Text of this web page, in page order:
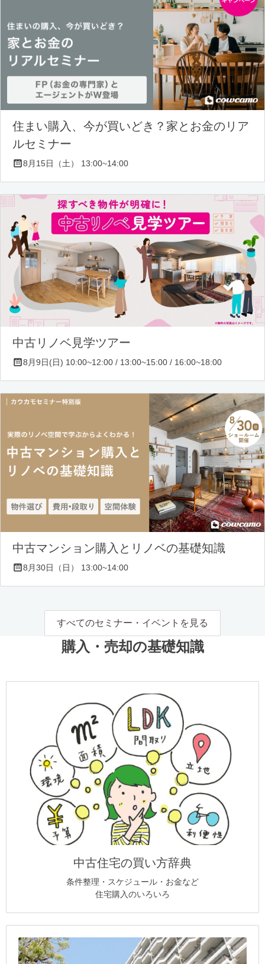
住まい購入、今が買いどき？家とお金のリア
ルセミナー
8月15日（土） 13:00~14:00
中古リノベ見学ツアー
8月9日(日) 10:00~12:00 / 13:00~15:00 / 16:00~18:00
中古マンション購入とリノベの基礎知識
8月30日（日） 13:00~14:00
すべてのセミナー・イベントを見る
購入・売却の基礎知識
中古住宅の買い方辞典
条件整理・スケジュール・お金など
住宅購入のいろいろ